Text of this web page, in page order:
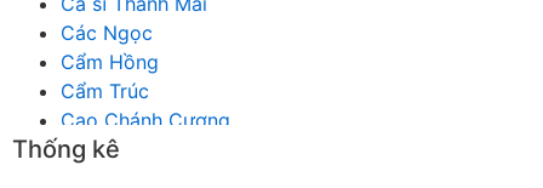
Các Ngọc
Cẩm Hồng
Cẩm Trúc
Cao Chánh Cương
Cao Nhật Quyên
Thống kê